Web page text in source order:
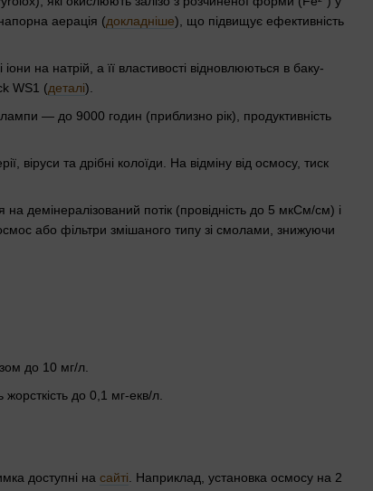
аерація (докладніше), що підвищує ефективність
на натрій, а її властивості відновлюються в баку-
WS1 (деталі).
— до 9000 годин (приблизно рік), продуктивність
та дрібні колоїди. На відміну від осмосу, тиск
демінералізований потік (провідність до 5 мкСм/см) і
або фільтри змішаного типу зі смолами, знижуючи
до 10 мг/л.
до 0,1 мг-екв/л.
доступні на сайті . Наприклад, установка осмосу на 2